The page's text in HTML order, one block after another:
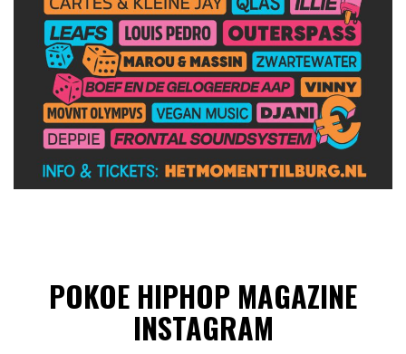
POKOE HIPHOP MAGAZINE
INSTAGRAM